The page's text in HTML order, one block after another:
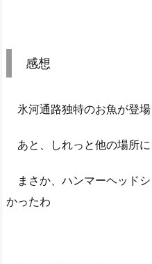
感想
氷河通路独特のお魚が登場
あと、しれっと他の場所に
まさか、ハンマーヘッド
かったわ